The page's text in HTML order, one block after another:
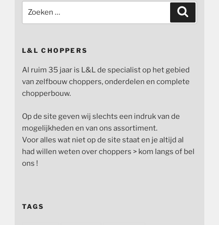
naar:
L&L CHOPPERS
Al ruim 35 jaar is L&L de specialist op het gebied
van zelfbouw choppers, onderdelen en complete
chopperbouw.
Op de site geven wij slechts een indruk van de
mogelijkheden en van ons assortiment.
Voor alles wat niet op de site staat en je altijd al
had willen weten over choppers > kom langs of bel
ons !
TAGS